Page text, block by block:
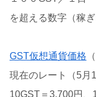
を超える数字（稼
GST仮想通貨価格
現在のレート（5月
10GST＝3,700円